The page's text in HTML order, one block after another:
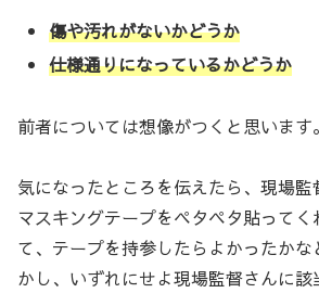
傷や汚れがないかどうか
仕様通りになっているかどうか
前者については想像がつくと思います。
気になったところを伝えたら、現場
マスキングテープをペタペタ貼ってく
て、テープを持参したらよかったか
かし、いずれにせよ現場監督さんに該